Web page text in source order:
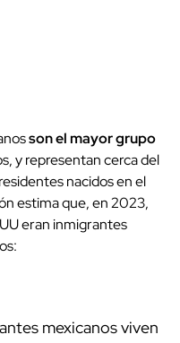
son el mayor grupo
y representan cerca del
nacidos en el
estima que, en 2023,
eran inmigrantes
mexicanos viven